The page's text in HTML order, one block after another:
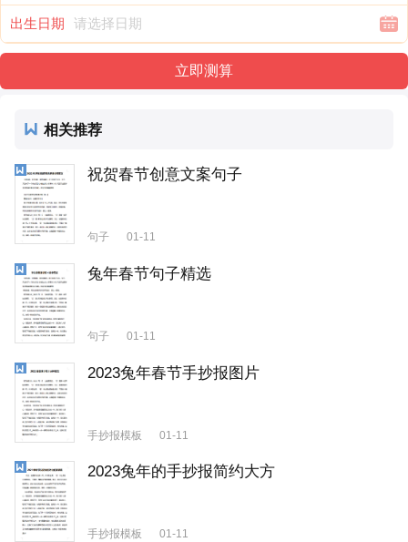
出生日期
相关推荐
祝贺春节创意文案句子
句子 01-11
兔年春节句子精选
句子 01-11
2023兔年春节手抄报图片
手抄报模板 01-11
2023兔年的手抄报简约大方
手抄报模板 01-11